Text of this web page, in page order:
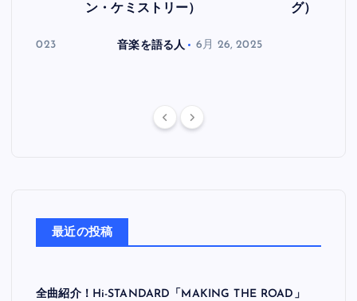
30, 2023
ン・ケミストリー）
音楽を語る人 6月 26, 2025
グ）
最近の投稿
全曲紹介！Hi-STANDARD「MAKING THE ROAD」